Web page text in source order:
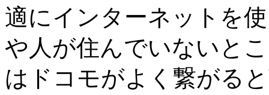
適にインターネットを
や人が住んでいないと
はドコモがよく繋がる